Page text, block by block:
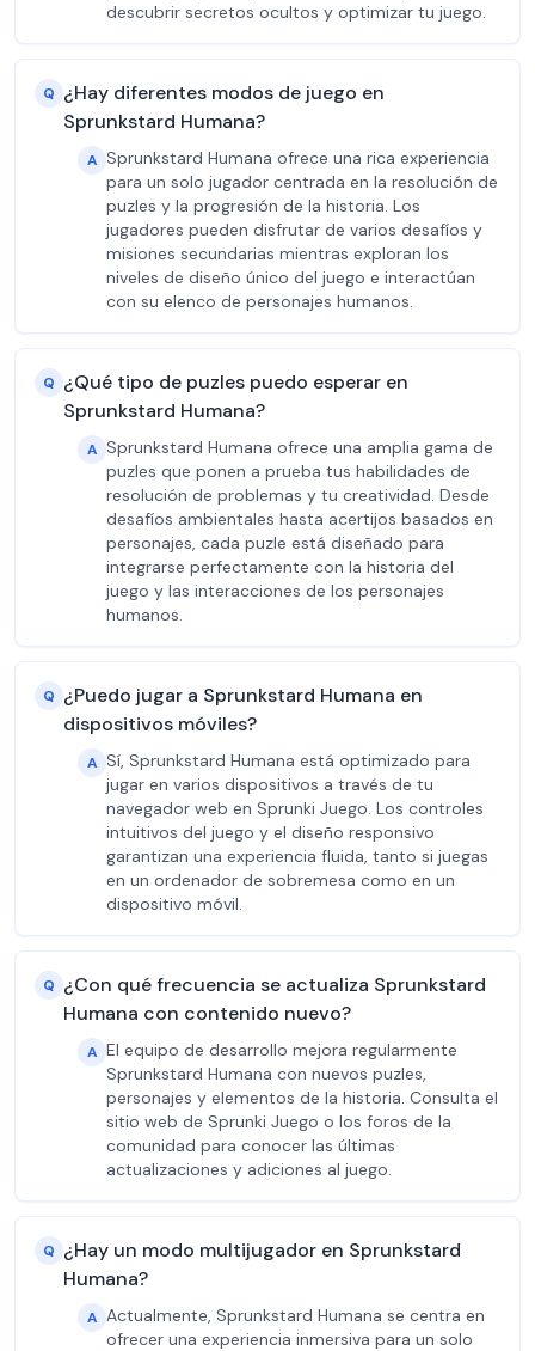
descubrir secretos ocultos y optimizar tu juego.
Q ¿Hay diferentes modos de juego en
Sprunkstard Humana?
A Sprunkstard Humana ofrece una rica experiencia
para un solo jugador centrada en la resolución de
puzles y la progresión de la historia. Los
jugadores pueden disfrutar de varios desafíos y
misiones secundarias mientras exploran los
niveles de diseño único del juego e interactúan
con su elenco de personajes humanos.
Q ¿Qué tipo de puzles puedo esperar en
Sprunkstard Humana?
A Sprunkstard Humana ofrece una amplia gama de
puzles que ponen a prueba tus habilidades de
resolución de problemas y tu creatividad. Desde
desafíos ambientales hasta acertijos basados en
personajes, cada puzle está diseñado para
integrarse perfectamente con la historia del
juego y las interacciones de los personajes
humanos.
Q ¿Puedo jugar a Sprunkstard Humana en
dispositivos móviles?
A Sí, Sprunkstard Humana está optimizado para
jugar en varios dispositivos a través de tu
navegador web en Sprunki Juego. Los controles
intuitivos del juego y el diseño responsivo
garantizan una experiencia fluida, tanto si juegas
en un ordenador de sobremesa como en un
dispositivo móvil.
Q ¿Con qué frecuencia se actualiza Sprunkstard
Humana con contenido nuevo?
A El equipo de desarrollo mejora regularmente
Sprunkstard Humana con nuevos puzles,
personajes y elementos de la historia. Consulta el
sitio web de Sprunki Juego o los foros de la
comunidad para conocer las últimas
actualizaciones y adiciones al juego.
Q ¿Hay un modo multijugador en Sprunkstard
Humana?
A Actualmente, Sprunkstard Humana se centra en
ofrecer una experiencia inmersiva para un solo